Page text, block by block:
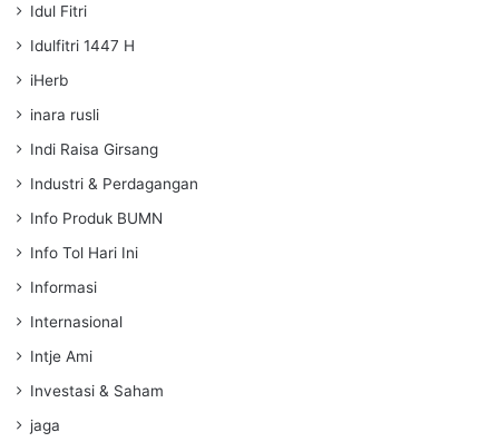
Idul Fitri
Idulfitri 1447 H
iHerb
inara rusli
Indi Raisa Girsang
Industri & Perdagangan
Info Produk BUMN
Info Tol Hari Ini
Informasi
Internasional
Intje Ami
Investasi & Saham
jaga